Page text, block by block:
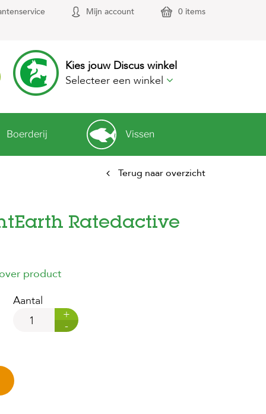
Mijn account 0 items
Kies jouw Discus winkel
Selecteer een winkel
Boerderij Vissen
Terug naar overzicht
Ratedactive
product
Aantal
+
-